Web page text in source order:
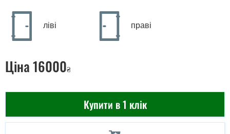
ліві праві
Ціна16000₴
Купити в 1 клік